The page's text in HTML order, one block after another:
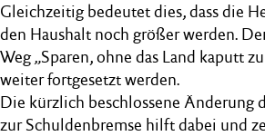
Gleichzeitig bedeutet dies, dass die
den Haushalt noch größer werden.
Weg „Sparen, ohne das Land kaputt
weiter fortgesetzt werden.
Die kürzlich beschlossene Änderung
zur Schuldenbremse hilft dabei und